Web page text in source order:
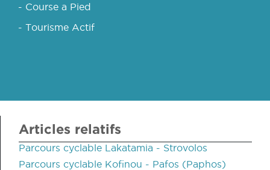
- Course a Pied
- Tourisme Actif
Articles relatifs
Parcours cyclable Lakatamia - Strovolos
Parcours cyclable Kofinou - Pafos (Paphos)